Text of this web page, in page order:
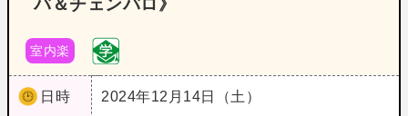
バ＆チェンバロ》
室内楽
日時
2024年12月14日（土）